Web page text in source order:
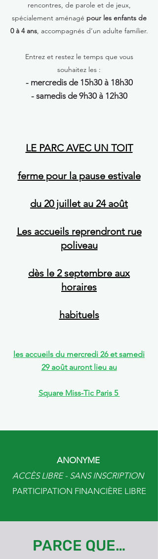
rencontres, de parole et de jeux,
spécialement aménagé pour les enfants de
0 à 4 ans, accompagnés d’un adulte familier.
Entrez et restez le temps que vous
souhaitez les :
- mercredis de 15h30 à 18h30
- samedis de 9h30 à 12h30
LE PARC AVEC UN TOIT
ferme pour la pause estivale
du 20 juillet au 24 août
Les accueils reprendront rue
poliveau
dès le 2 septembre aux
horaires
habituels
les accueils du mercredi 26 et samedi
29 août auront lieu au
Square Miss-Tic Paris 5
ANONYME
ACCÈS LIBRE - SANS INSCRIPTION
PARTICIPATION FINANCIÈRE LIBRE
PARCE QUE…